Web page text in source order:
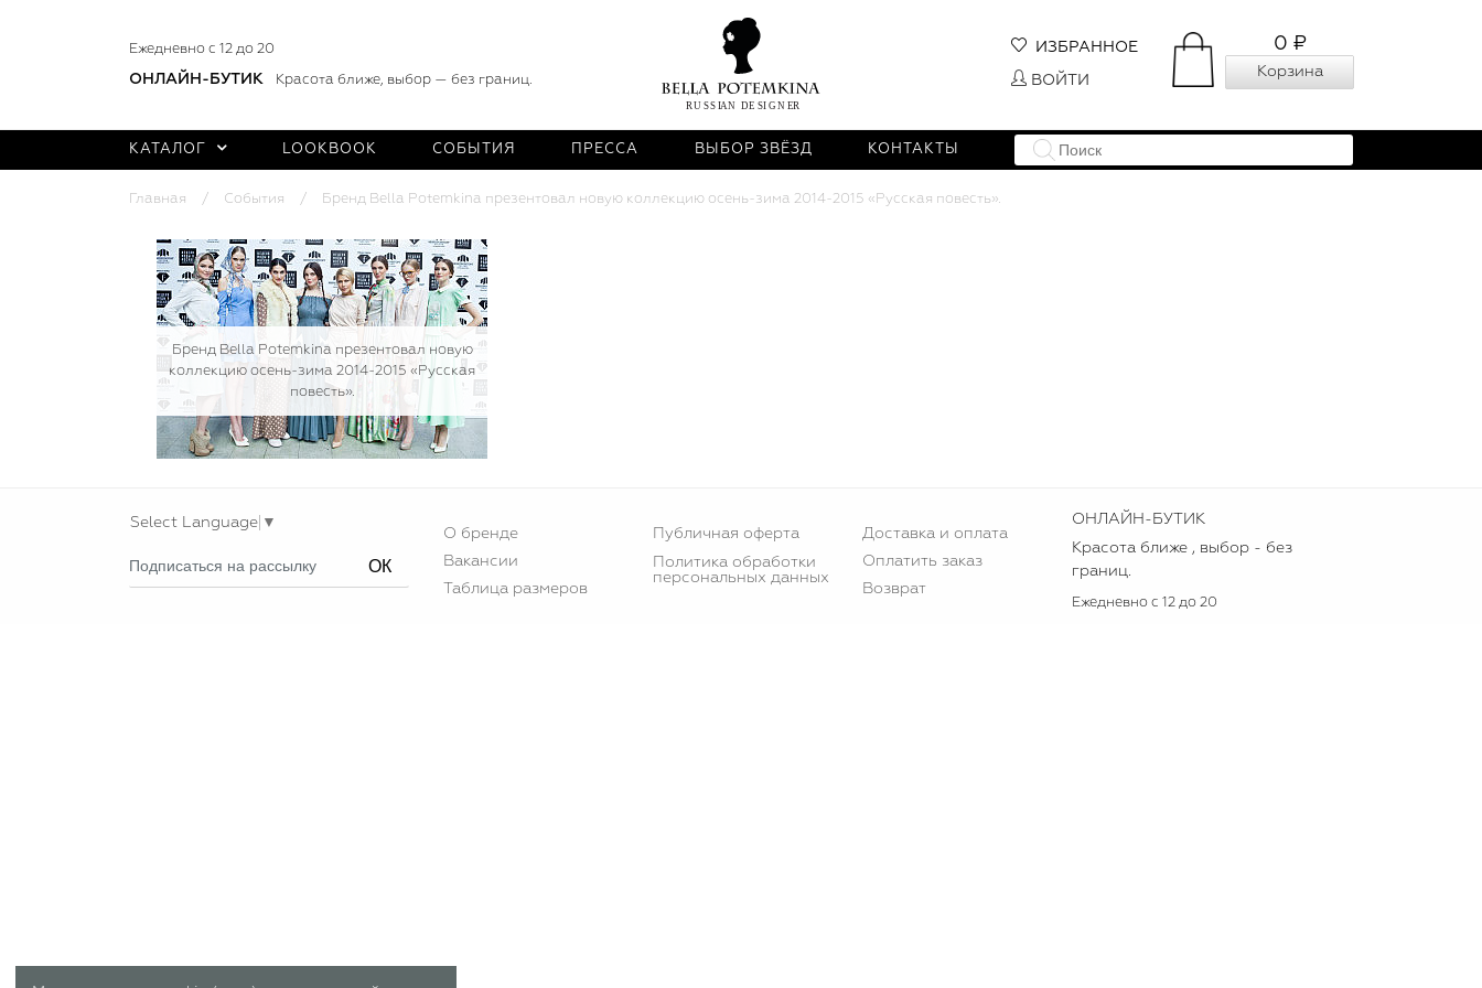
Ежедневно с 12 до 20
ОНЛАЙН-БУТИК Красота ближе, выбор — без границ.
0 ₽
Корзина
ИЗБРАННОЕ
ВОЙТИ
КАТАЛОГ LOOKBOOK СОБЫТИЯ ПРЕССА ВЫБОР ЗВЁЗД КОНТАКТЫ
Главная События Бренд Bella Potemkina презентовал новую коллекцию осень-зима 2014-2015 «Русская повесть».
Бренд Bella Potemkina презентовал новую
коллекцию осень-зима 2014-2015 «Русская
повесть».
Select Language ▼
ОК
О бренде
Вакансии
Таблица размеров
Публичная оферта
Политика обработки
персональных данных
Доставка и оплата
Оплатить заказ
Возврат
ОНЛАЙН-БУТИК
Красота ближе , выбор - без
границ.
Ежедневно с 12 до 20